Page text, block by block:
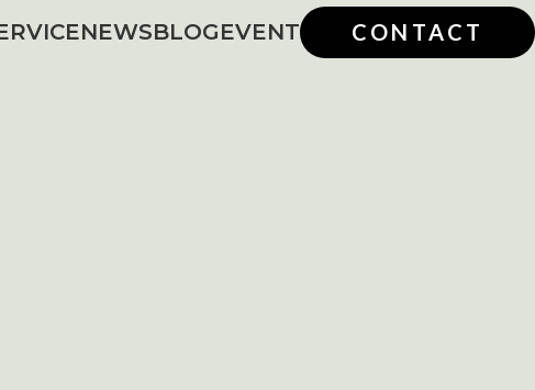
NEWSBLOGEVENT CONTACT